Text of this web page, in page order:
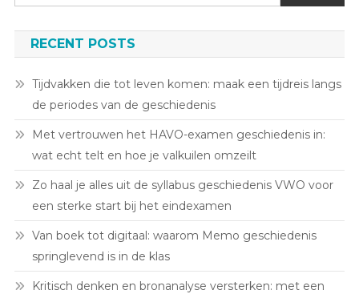
RECENT POSTS
Tijdvakken die tot leven komen: maak een tijdreis langs
de periodes van de geschiedenis
Met vertrouwen het HAVO-examen geschiedenis in:
wat echt telt en hoe je valkuilen omzeilt
Zo haal je alles uit de syllabus geschiedenis VWO voor
een sterke start bij het eindexamen
Van boek tot digitaal: waarom Memo geschiedenis
springlevend is in de klas
Kritisch denken en bronanalyse versterken: met een